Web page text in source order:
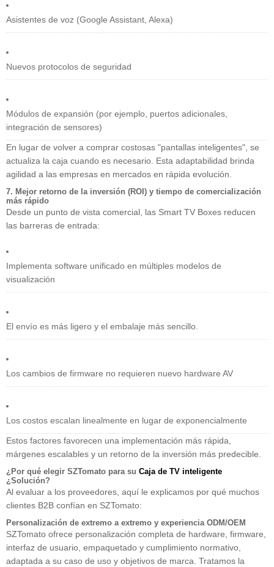
Asistentes de voz (Google Assistant, Alexa)
Nuevos protocolos de seguridad
Módulos de expansión (por ejemplo, puertos adicionales,
integración de sensores)
En lugar de volver a comprar costosas "pantallas inteligentes", se
actualiza la caja cuando es necesario. Esta adaptabilidad brinda
agilidad a las empresas en mercados en rápida evolución.
7. Mejor retorno de la inversión (ROI) y tiempo de comercialización
más rápido
Desde un punto de vista comercial, las Smart TV Boxes reducen
las barreras de entrada:
Implementa software unificado en múltiples modelos de
visualización
El envío es más ligero y el embalaje más sencillo.
Los cambios de firmware no requieren nuevo hardware AV
Los costos escalan linealmente en lugar de exponencialmente
Estos factores favorecen una implementación más rápida,
márgenes escalables y un retorno de la inversión más predecible.
¿Por qué elegir SZTomato para su Caja de TV inteligente
¿Solución?
Al evaluar a los proveedores, aquí le explicamos por qué muchos
clientes B2B confían en SZTomato:
Personalización de extremo a extremo y experiencia ODM/OEM
SZTomato ofrece personalización completa de hardware, firmware,
interfaz de usuario, empaquetado y cumplimiento normativo,
adaptada a su caso de uso y objetivos de marca. Tratamos la